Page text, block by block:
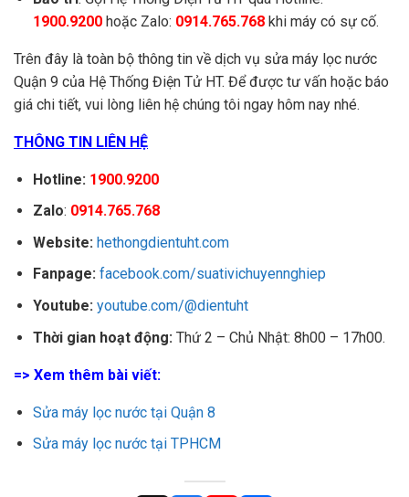
1900.9200hoặc Zalo: 0914.765.768khi máy có sự cố.
Trên đây là toàn bộ thông tin về dịch vụ sửa máy lọc nước
Quận 9 của Hệ Thống Điện Tử HT. Để được tư vấn hoặc báo
giá chi tiết, vui lòng liên hệ chúng tôi ngay hôm nay nhé.
THÔNG TIN LIÊN HỆ
Hotline: 1900.9200
Zalo: 0914.765.768
Website: hethongdientuht.com
Fanpage: facebook.com/suativichuyennghiep
Youtube: youtube.com/@dientuht
Thời gian hoạt động: Thứ 2 – Chủ Nhật: 8h00 – 17h00.
=> Xem thêm bài viết:
Sửa máy lọc nước tại Quận 8
Sửa máy lọc nước tại TPHCM